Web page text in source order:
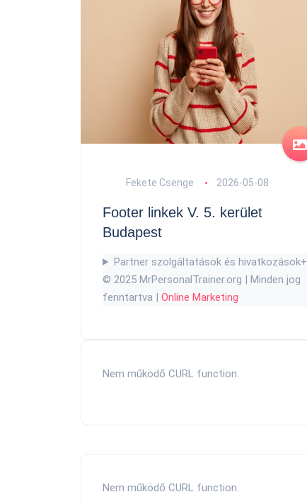
Fekete Csenge 2026-05-08
Footer linkek V. 5. kerület
Budapest
Partner szolgáltatások és hivatkozások+
© 2025 MrPersonalTrainer.org | Minden jog
fenntartva | Online Marketing
Nem működő CURL function.
Nem működő CURL function.